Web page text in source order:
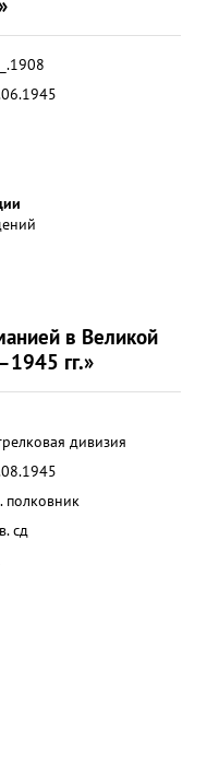
в Великой
гг.»
дивизия
полковник
сд